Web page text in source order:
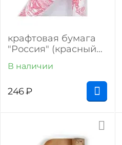
крафтовая бумага
"Россия" (красный
В наличии
246₽